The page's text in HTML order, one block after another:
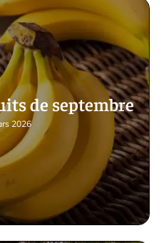
de septembre
2026